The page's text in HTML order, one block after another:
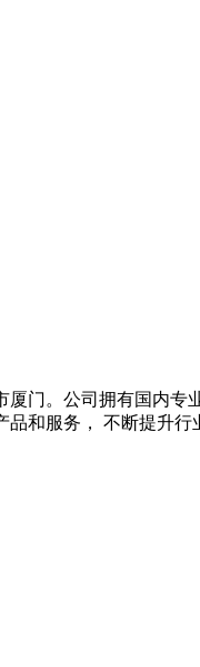
门。公司拥有国内专
和服务， 不断提升行